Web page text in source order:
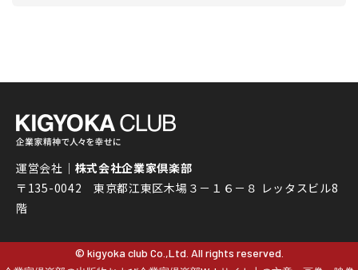
運営会社｜ 株式会社企業家倶楽部
〒135-0042 東京都江東区木場３－１６－８ レッタスビル8
階
© kigyoka club Co.,Ltd. All rights reserved.